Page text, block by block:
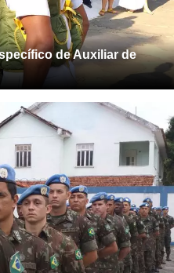
de Auxiliar de